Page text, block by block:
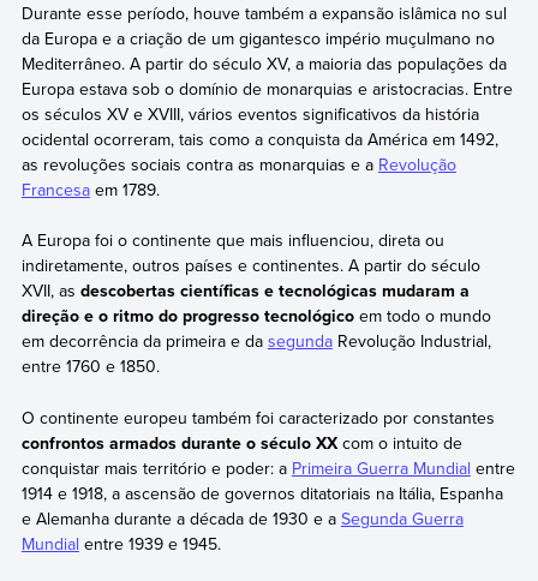
Durante esse período, houve também a expansão islâmica no sul
da Europa e a criação de um gigantesco império muçulmano no
Mediterrâneo. A partir do século XV, a maioria das populações da
Europa estava sob o domínio de monarquias e aristocracias. Entre
os séculos XV e XVIII, vários eventos significativos da história
ocidental ocorreram, tais como a conquista da América em 1492,
as revoluções sociais contra as monarquias e a Revolução
Francesaem 1789.
A Europa foi o continente que mais influenciou, direta ou
indiretamente, outros países e continentes. A partir do século
XVII, as descobertas científicas e tecnológicas mudaram a
direção e o ritmo do progresso tecnológicoem todo o mundo
em decorrência da primeira e da segundaRevolução Industrial,
entre 1760 e 1850.
O continente europeu também foi caracterizado por constantes
confrontos armados durante o século XXcom o intuito de
conquistar mais território e poder: a Primeira Guerra Mundial entre
1914 e 1918, a ascensão de governos ditatoriais na Itália, Espanha
e Alemanha durante a década de 1930 e a Segunda Guerra
Mundial entre 1939 e 1945.